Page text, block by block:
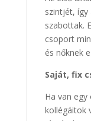
szintjét, így
szabottak.
csoport
és nőknek
Saját, fix
Ha van
kollégáitok